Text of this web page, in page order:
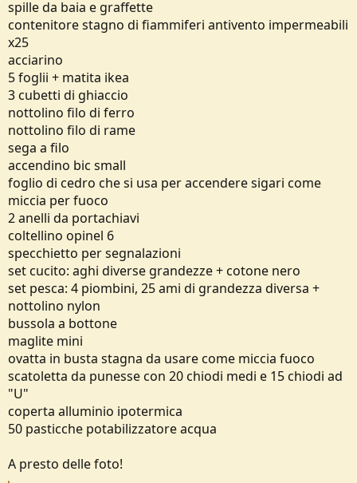
spille da baia e graffette
contenitore stagno di fiammiferi antivento impermeabili
x25
acciarino
5 foglii + matita ikea
3 cubetti di ghiaccio
nottolino filo di ferro
nottolino filo di rame
sega a filo
accendino bic small
foglio di cedro che si usa per accendere sigari come
miccia per fuoco
2 anelli da portachiavi
coltellino opinel 6
specchietto per segnalazioni
set cucito: aghi diverse grandezze + cotone nero
set pesca: 4 piombini, 25 ami di grandezza diversa +
nottolino nylon
bussola a bottone
maglite mini
ovatta in busta stagna da usare come miccia fuoco
scatoletta da punesse con 20 chiodi medi e 15 chiodi ad
"U"
coperta alluminio ipotermica
50 pasticche potabilizzatore acqua
A presto delle foto!